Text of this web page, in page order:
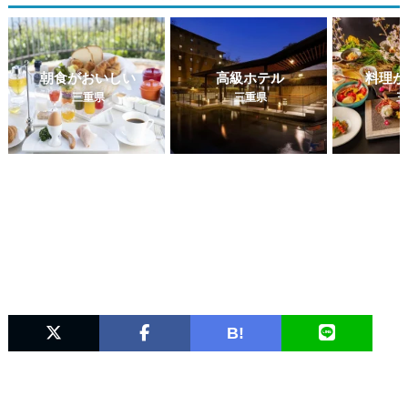
朝食がおいしい
三重県
高級ホテル
三重県
料理
B!